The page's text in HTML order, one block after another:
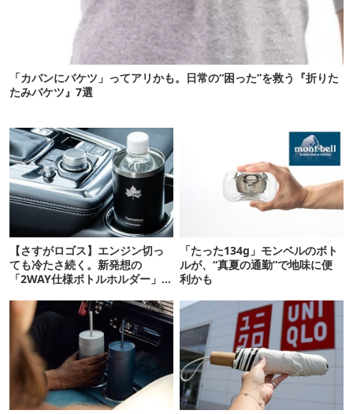
「カバンにバケツ」ってアリかも。日常の“困った”を救う『折りた
たみバケツ』7選
【さすがロゴス】エンジン切っ
ても冷たさ続く。新発想の
「2WAY仕様ボトルホルダー」が
「たった134g」モンベルのボト
ルが、“真夏の通勤”で地味に便
利かも